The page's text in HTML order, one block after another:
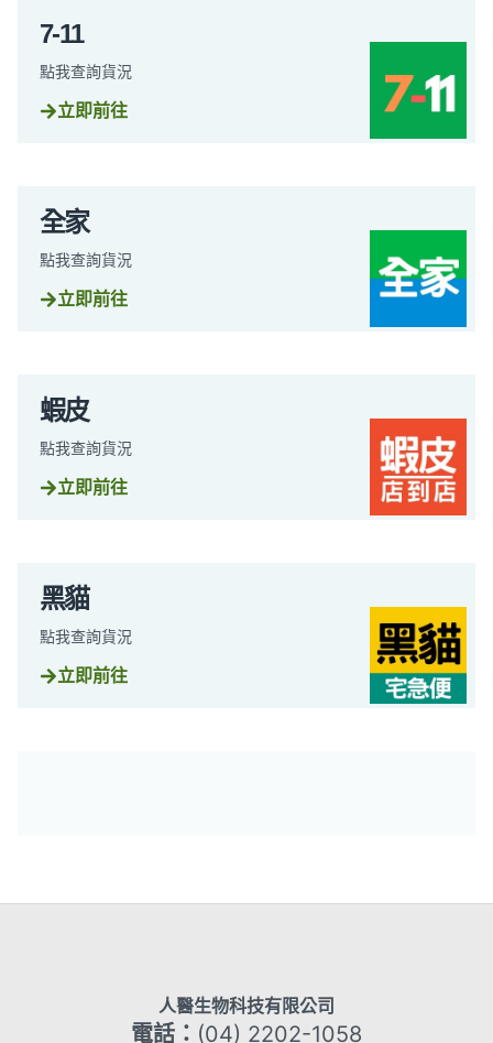
7-11
點我查詢貨況
立即前往
全家
點我查詢貨況
立即前往
蝦皮
點我查詢貨況
立即前往
黑貓
點我查詢貨況
立即前往
人醫生物科技有限公司
電話： (04) 2202-1058